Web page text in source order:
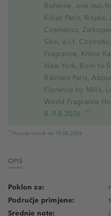
Bohème,
Kilian Paris,
Cosmetics,
Skin, e.l.f.
Fragrance, Khloe
New York, Born to
Balmain Paris,
Florence by Mills,
World Fragrance
8.-9.8.2026. *1
*1 Ponuda vrijedi do 10.08.2026
OPIS
Poklon za:
Područje primjene:
Srednje note: